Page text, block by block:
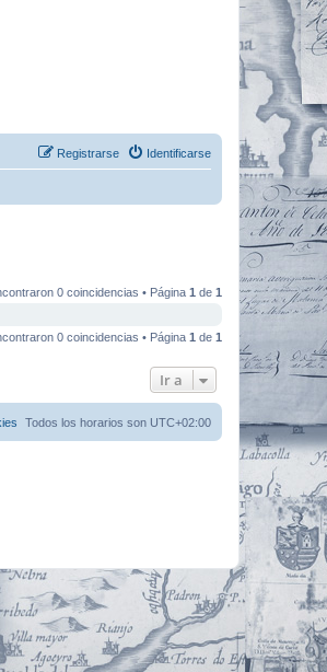
Identificarse
Registrarse
0 coincidencias • Página 1 de 1
0 coincidencias • Página 1 de 1
Ir a
Todos los horarios son UTC+02:00